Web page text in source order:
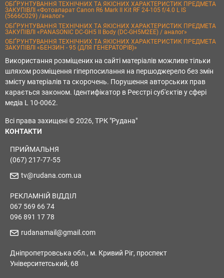
ОБҐРУНТУВАННЯ ТЕХНІЧНИХ ТА ЯКІСНИХ ХАРАКТЕРИСТИК ПРЕДМЕТА
ЗАКУПІВЛІ «Фотоапарат Canon R6 Mark II Kit RF 24-105 f/4.0 L IS
(5666C029) /аналог»
ОБҐРУНТУВАННЯ ТЕХНІЧНИХ ТА ЯКІСНИХ ХАРАКТЕРИСТИК ПРЕДМЕТА
ЗАКУПІВЛІ «PANASONIC DC-GH5 II Body (DC-GH5M2EE) / аналог»
ОБҐРУНТУВАННЯ ТЕХНІЧНИХ ТА ЯКІСНИХ ХАРАКТЕРИСТИК ПРЕДМЕТА
ЗАКУПІВЛІ «БЕНЗИН - 95 (ДЛЯ ГЕНЕРАТОРІВ)»
Використання розміщених на сайті матеріалів можливе тільки
шляхом розміщення гіперпосилання на першоджерело без змін
змісту матеріалів та скорочень. Порушення авторських прав
карається законом. Ідентифікатор в Реєстрі суб'єктів у сфері
медіа L 10-0062.
Всі права захищені © 2026, ТРК "Рудана"
КОНТАКТИ
ПРИЙМАЛЬНЯ
(067) 217-77-55
tv@rudana.com.ua
РЕКЛАМНІЙ ВІДДІЛ
067 569 66 74
096 891 17 78
rudanamail@gmail.com
Дніпропетровська обл., м. Кривий Ріг, проспект
Університетський, 68